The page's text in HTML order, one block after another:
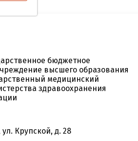
бюджетное
высшего образования
медицинский
здравоохранения
ул. Крупской, д. 28